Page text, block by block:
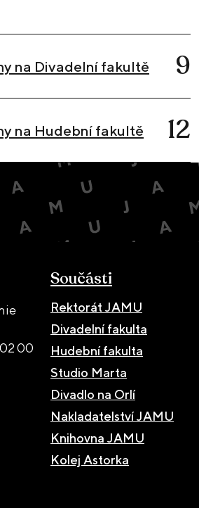
na Divadelní fakultě 9
na Hudební fakultě 12
00
Součásti
Rektorát JAMU
Divadelní fakulta
Hudební fakulta
Studio Marta
Divadlo na Orlí
Nakladatelství JAMU
Knihovna JAMU
Kolej Astorka